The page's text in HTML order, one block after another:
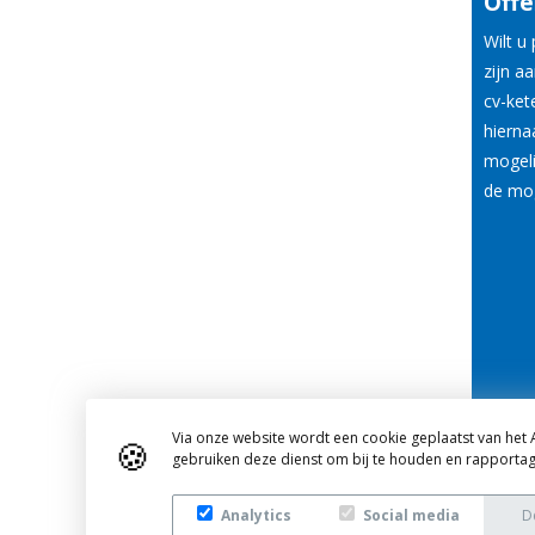
Wilt u
zijn
cv-
de
🍪
Via onze website wordt een cookie geplaatst van het
gebruiken deze dienst om bij te houden en
Analytics Social media